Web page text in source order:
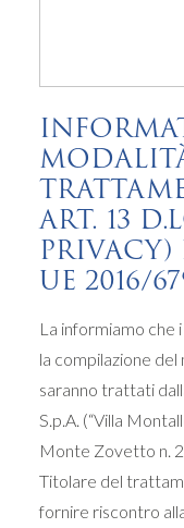
ART. 13
UE 2016/
La informiamo che
la compilazione
saranno trattati
S.p.A. (“Villa
Monte Zovetto n.
Titolare del
fornire riscontro